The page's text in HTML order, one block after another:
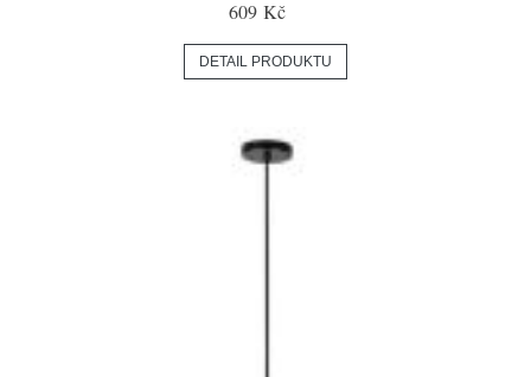
609 Kč
DETAIL PRODUKTU